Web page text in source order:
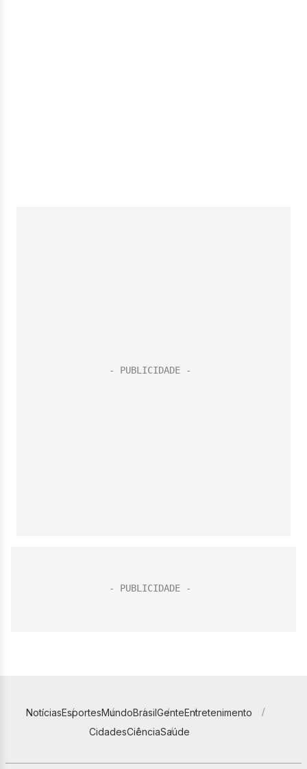
NotíciasEsportesMundoBrasilGenteEntretenimento
CidadesCiênciaSaúde